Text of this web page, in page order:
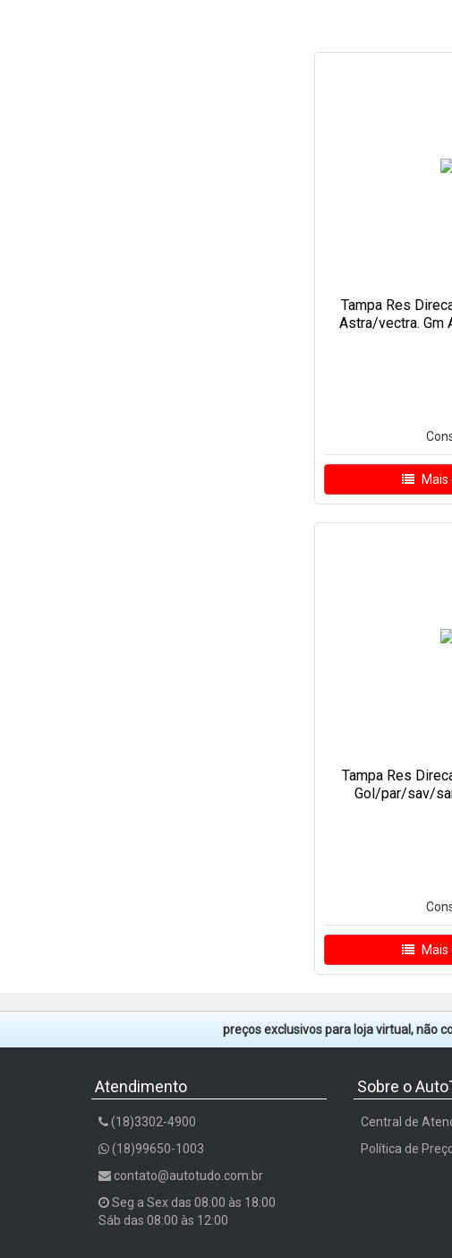
Tampa Res
Astra/vectra. Gm
Tampa Res
Gol/par/sav/
preços exclusivos para loja virtual, não
Atendimento
(18)3302-4900
(18)99650-1003
contato@autotudo.com.br
Seg a Sex das 08:00 às 18:00
Sáb das 08:00 às 12:00
Sobre o
Central de
Política de